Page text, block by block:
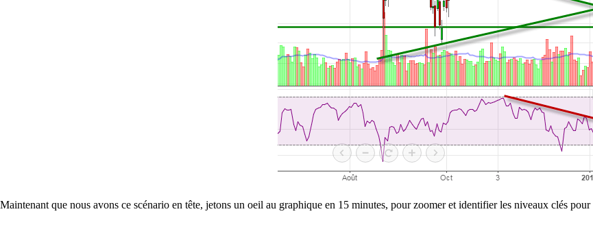
Maintenant que nous avons ce scénario en tête, jetons un oeil au graphique en 15 minutes, pour zoomer et identifier les niveaux clés pour